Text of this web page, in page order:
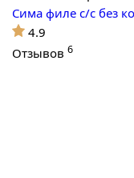
Сима филе с/с без
4.9
Отзывов 6